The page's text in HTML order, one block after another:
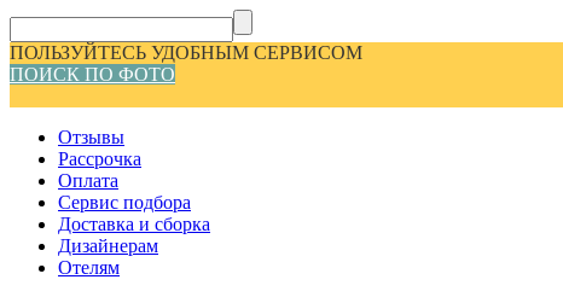
ПОЛЬЗУЙТЕСЬ УДОБНЫМ СЕРВИСОМ
ПОИСК ПО ФОТО
Отзывы
Рассрочка
Оплата
Сервис подбора
Доставка и сборка
Дизайнерам
Отелям